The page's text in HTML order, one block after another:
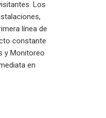
Los
línea de
constante
y Monitoreo
en